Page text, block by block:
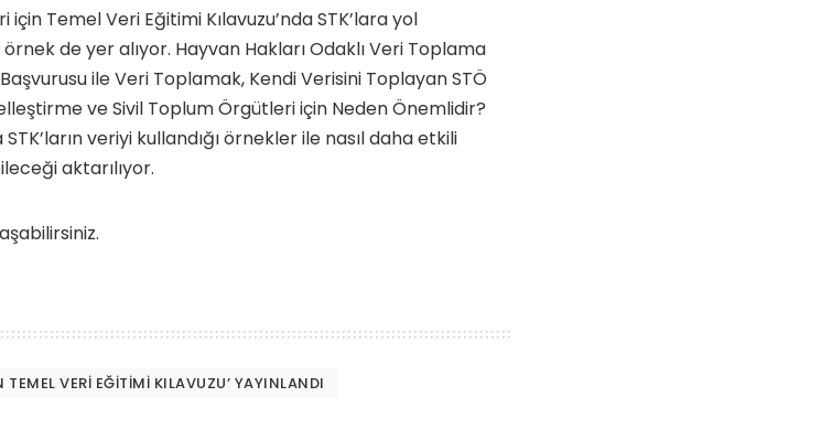
Temel Veri Eğitimi Kılavuzu’nda STK’lara yol
de yer alıyor. Hayvan Hakları Odaklı Veri Toplama
ile Veri Toplamak, Kendi Verisini Toplayan STÖ
ve Sivil Toplum Örgütleri için Neden Önemlidir?
veriyi kullandığı örnekler ile nasıl daha etkili
aktarılıyor.
VERI EĞITIMI KILAVUZU’ YAYINLANDI